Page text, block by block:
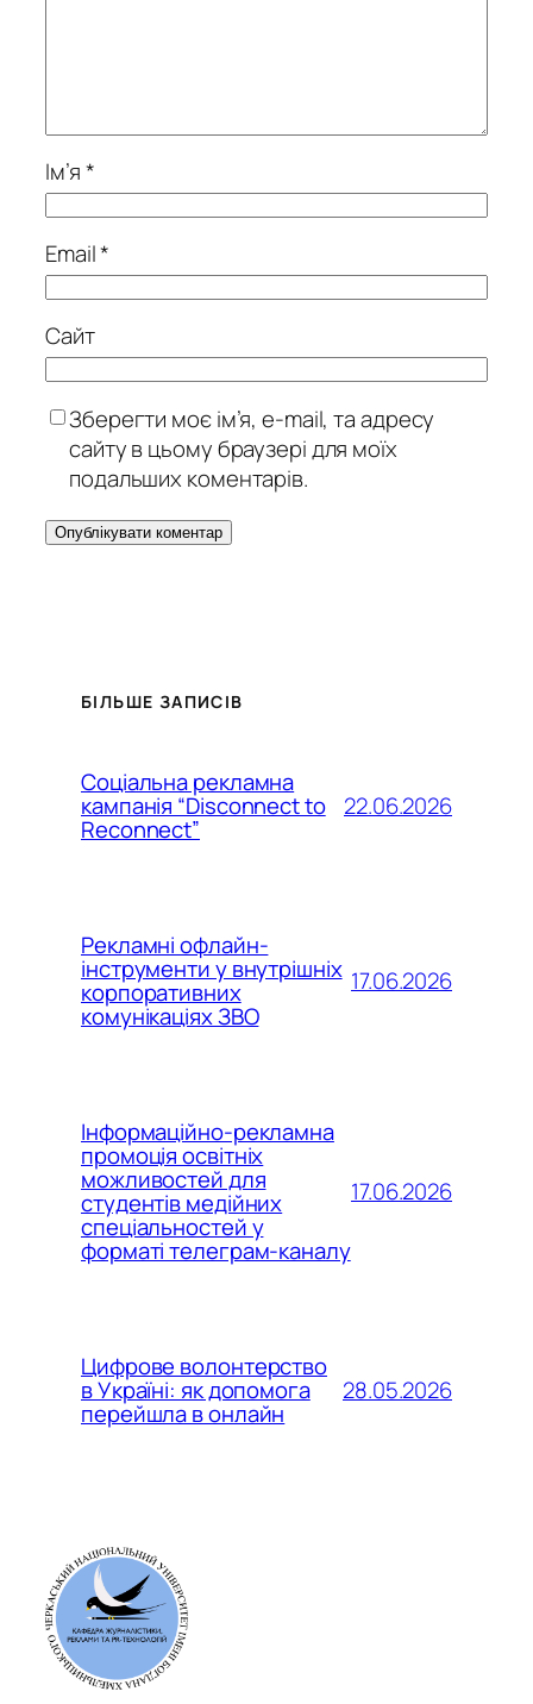
Ім’я*
Email*
Сайт
Зберегти моє ім’я, e-mail, та адресу
сайту в цьому браузері для моїх
подальших коментарів.
БІЛЬШЕ ЗАПИСІВ
Соціальна рекламна
кампанія “Disconnect to
Reconnect”
22.06.2026
Рекламні офлайн-
інструменти у внутрішніх
корпоративних
комунікаціях ЗВО
17.06.2026
Інформаційно-рекламна
промоція освітніх
можливостей для
студентів медійних
спеціальностей у
форматі телеграм-каналу
17.06.2026
Цифрове волонтерство
в Україні: як допомога
перейшла в онлайн
28.05.2026